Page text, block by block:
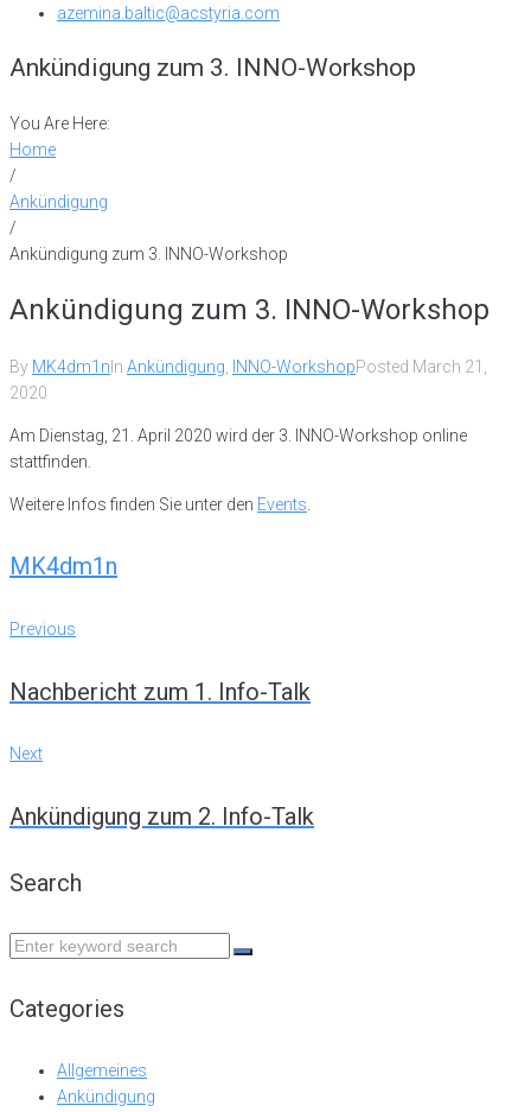
azemina.baltic@acstyria.com
Ankündigung zum 3. INNO-Workshop
You Are Here:
Home
/
Ankündigung
/
Ankündigung zum 3. INNO-Workshop
Ankündigung zum 3. INNO-Workshop
By MK4dm1n In Ankündigung INNO-WorkshopPosted March 21,
2020
Am Dienstag, 21. April 2020 wird der 3. INNO-Workshop online
stattfinden.
Weitere Infos finden Sie unter den Events
MK4dm1n
Post
Previous
Previous
Nachbericht zum 1. Info-Talk
Next
Next
Ankündigung zum 2. Info-Talk
Search
Search
Categories
Allgemeines
Ankündigung